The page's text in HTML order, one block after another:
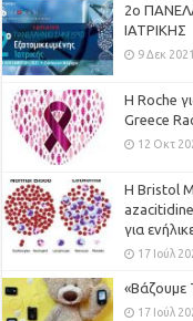
2ο
ΙΑΤΡΙΚΗΣ
9 Δεκ 2021
H Roche
Greece
12 Οκτ
Η Bristol
για
17 Ιούλ
«Βάζουμε
17 Ιούλ